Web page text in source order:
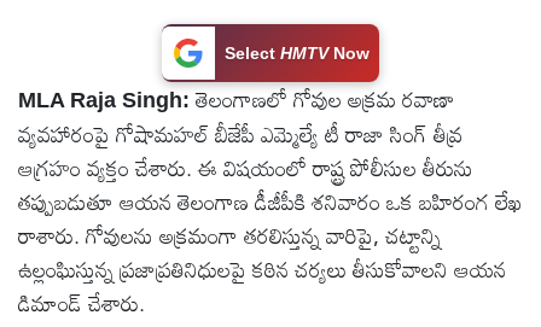
స్పెషల్స్
కెరీర్ &
ఉద్యోగాలు
లైవ్
టీవి
Select HMTVNow
MLA Raja Singh:తెలంగాణలో గోవుల అక్రమ రవాణా
వ్యవహారంపై గోషామహల్ బీజేపీ ఎమ్మెల్యే టీ రాజా సింగ్ తీవ్ర
ఆగ్రహం వ్యక్తం చేశారు. ఈ విషయంలో రాష్ట్ర పోలీసుల తీరును
తప్పుబడుతూ ఆయన తెలంగాణ డీజీపీకి శనివారం ఒక బహిరంగ లేఖ
రాశారు. గోవులను అక్రమంగా తరలిస్తున్న వారిపై, చట్టాన్ని
ఉల్లంఘిస్తున్న ప్రజాప్రతినిధులపై కఠిన చర్యలు తీసుకోవాలని ఆయన
డిమాండ్ చేశారు.